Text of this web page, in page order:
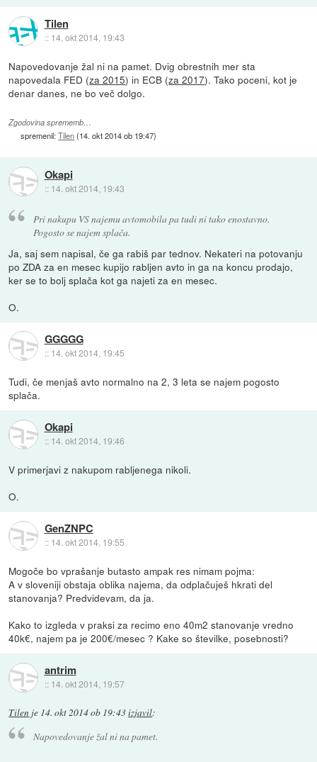
Tilen
:: 14. okt 2014, 19:43
Napovedovanje žal ni na pamet. Dvig obrestnih mer sta
napovedala FED (za 2015) in ECB (za 2017). Tako poceni, kot je
denar danes, ne bo več dolgo.
Zgodovina sprememb…
spremenil:Tilen(14. okt 2014 ob 19:47)
Okapi
:: 14. okt 2014, 19:43
Pri nakupu VS najemu avtomobila pa tudi ni tako enostavno.
Pogosto se najem splača.
Ja, saj sem napisal, če ga rabiš par tednov. Nekateri na potovanju
po ZDA za en mesec kupijo rabljen avto in ga na koncu prodajo,
ker se to bolj splača kot ga najeti za en mesec.
O.
GGGGG
:: 14. okt 2014, 19:45
Tudi, če menjaš avto normalno na 2, 3 leta se najem pogosto
splača.
Okapi
:: 14. okt 2014, 19:46
V primerjavi z nakupom rabljenega nikoli.
O.
GenZNPC
:: 14. okt 2014, 19:55
Mogoče bo vprašanje butasto ampak res nimam pojma:
A v sloveniji obstaja oblika najema, da odplačuješ hkrati del
stanovanja? Predvidevam, da ja.
Kako to izgleda v praksi za recimo eno 40m2 stanovanje vredno
40k€, najem pa je 200€/mesec ? Kake so številke, posebnosti?
antrim
:: 14. okt 2014, 19:57
Tilen je 14. okt 2014 ob 19:43izjavil:
Napovedovanje žal ni na pamet.